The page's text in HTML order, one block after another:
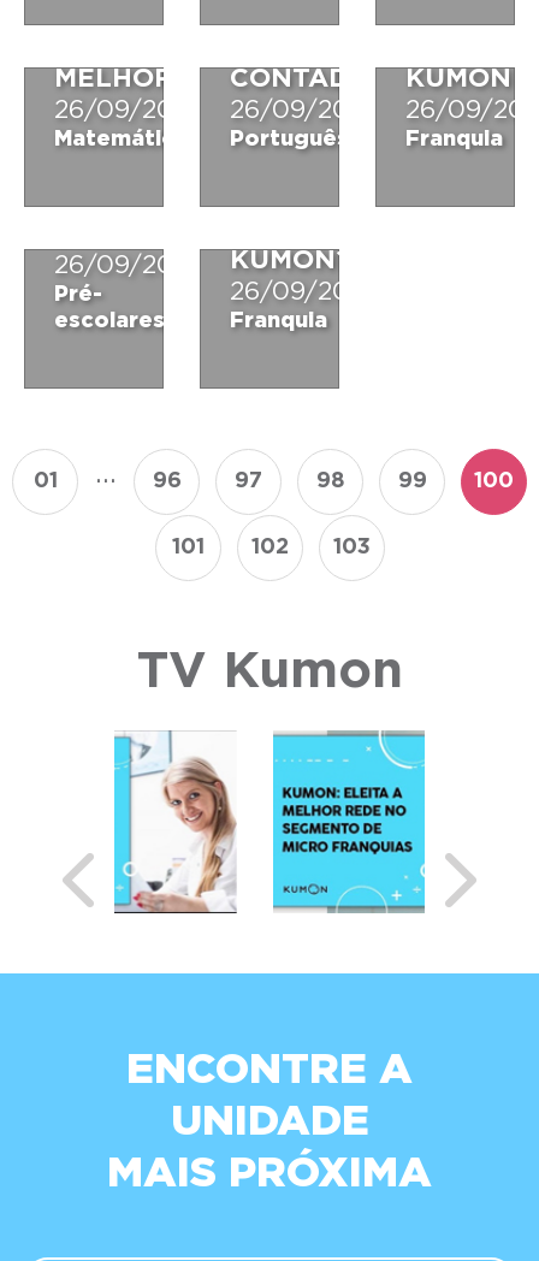
NO
MELHOR!
26/09/2018
Matemática
MERECE
CONTADA
26/09/2018
Português
COM
KUMON
26/09/
Franquia
26/09/2018
Pré-
escolares
COMO
É
ORIENTADORA
KUMON?
26/09/2018
Franquia
01 ... 96 97 98 99 100
101 102 103
TV Kumon
ENCONTRE A
UNIDADE
MAIS PRÓXIMA